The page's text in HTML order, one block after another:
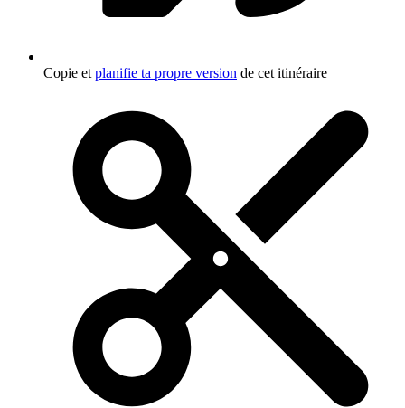
Copie et planifie ta propre version de cet itinéraire